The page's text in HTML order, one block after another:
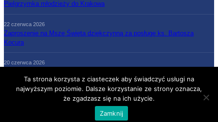
Pielgrzymka młodzieży do Krakowa
22 czerwca 2026
Zaproszenie na Mszę Świętą dziękczynną za posługę ks. Bartosza
Kocura
20 czerwca 2026
Grupy parafialne KsiężaKontakt
COPYRIGHT (C) X-T9 ALL RIGHTS RESERVED.
Ta strona korzysta z ciasteczek aby świadczyć usługi na
najwyższym poziomie. Dalsze korzystanie ze strony oznacza,
że zgadzasz się na ich użycie.
Zamknij